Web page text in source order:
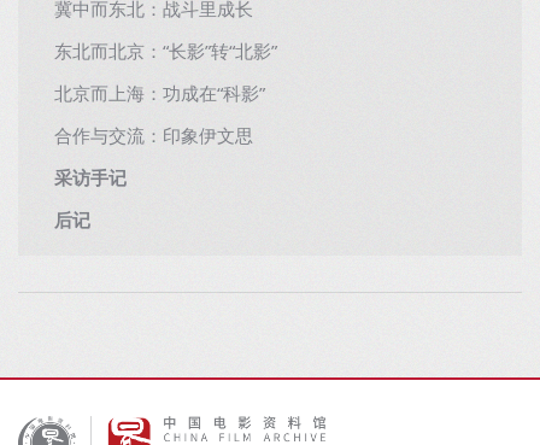
冀中而东北：战斗里成长
东北而北京：“长影”转“北影”
北京而上海：功成在“科影”
合作与交流：印象伊文思
采访手记
后记